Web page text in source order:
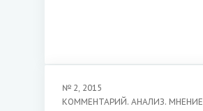
№ 2, 2015
КОММЕНТАРИЙ. АНАЛИЗ. МНЕНИЕ